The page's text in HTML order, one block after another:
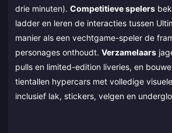
drie minuten). Competitieve spelers
ladder en leren de interacties tussen
manier als een vechtgame-speler de
personages onthoudt. Verzamelaars
pulls en limited-edition liveries, en
tientallen hypercars met volledige
inclusief lak, stickers, velgen en